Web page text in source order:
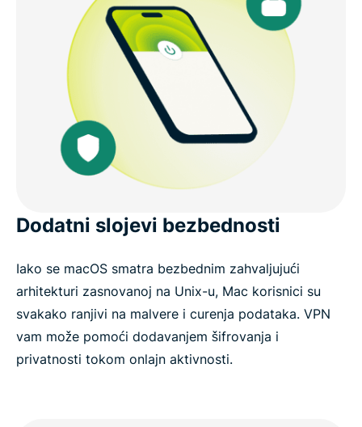
Dodatni slojevi bezbednosti
Iako se macOS smatra bezbednim zahvaljujući
arhitekturi zasnovanoj na Unix-u, Mac korisnici su
svakako ranjivi na malvere i curenja podataka. VPN
vam može pomoći dodavanjem šifrovanja i
privatnosti tokom onlajn aktivnosti.